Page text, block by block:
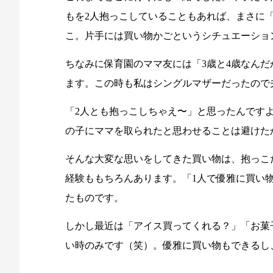
もを2人抱っこしていることもあれば、まさに
こ。片手には買い物かごというシチュエーシ
ちなみに保育園のママ友には「3歳と4歳なん
ます。この時も私はシングルマザーだったの
「2人とも抱っこしちゃえ〜」と思ったんで
の子にママを取られたと思わせることは避け
そんな大変な思いをしてきた買い物は、抱っ
経験ももちろんあります。「1人で優雅に買い
たものです。
しかし最近は「アイス買ってくれる？」「お
い時のみです（笑）。優雅に買い物もできる